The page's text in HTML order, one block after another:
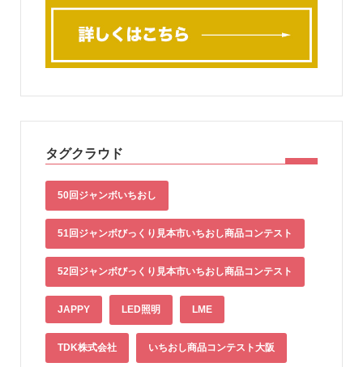
タグクラウド
50回ジャンボいちおし
51回ジャンボびっくり見本市いちおし商品コンテスト
52回ジャンボびっくり見本市いちおし商品コンテスト
JAPPY LED照明 LME
TDK株式会社 いちおし商品コンテスト大阪